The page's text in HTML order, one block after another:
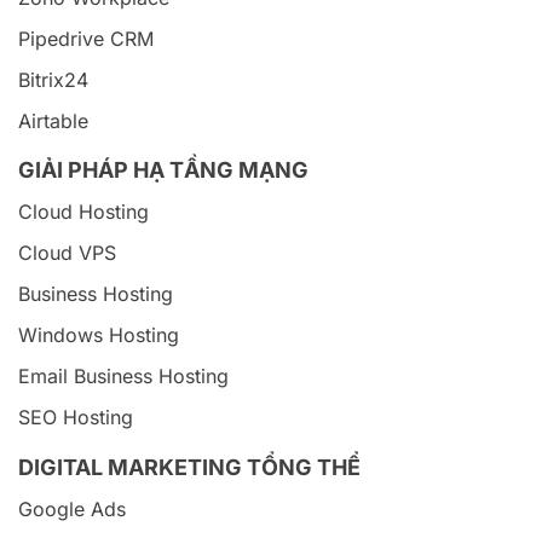
Pipedrive CRM
Bitrix24
Airtable
GIẢI PHÁP HẠ TẦNG MẠNG
Cloud Hosting
Cloud VPS
Business Hosting
Windows Hosting
Email Business Hosting
SEO Hosting
DIGITAL MARKETING TỔNG THỂ
Google Ads